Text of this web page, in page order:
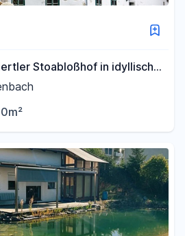
Stoabloßhof in idyllischer
Nebelgrenze